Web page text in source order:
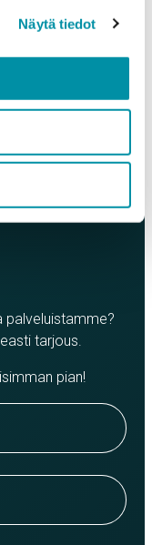
Näytä tiedot
palveluistamme?
tarjous.
pian!